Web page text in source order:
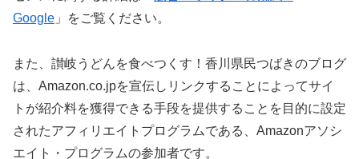
Google 」をご覧ください。
また、讃岐うどんを食べつくす！香川県民つばきのブログ
は、Amazon.co.jpを宣伝しリンクすることによってサイ
トが紹介料を獲得できる手段を提供することを目的に設定
されたアフィリエイトプログラムである、Amazonアソシ
エイト・プログラムの参加者です。